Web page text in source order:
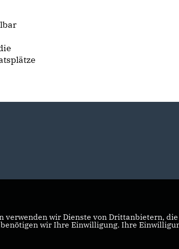
verwenden wir Dienste von Drittanbietern,
wir Ihre Einwilligung. Ihre